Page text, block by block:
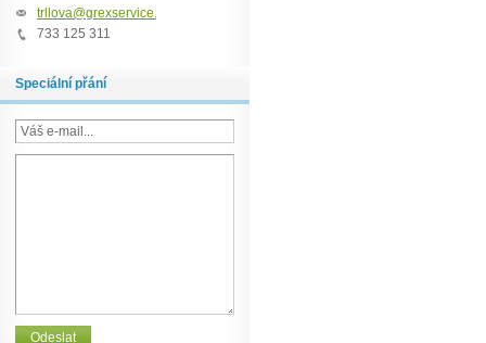
trllova@grexservice.cz
733 125 311
Speciální přání